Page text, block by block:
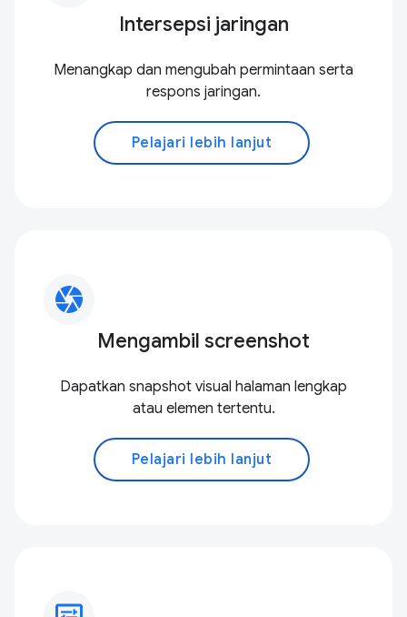
Intersepsi jaringan
Menangkap dan mengubah permintaan serta
respons jaringan.
Pelajari lebih lanjut
camera
Mengambil screenshot
Dapatkan snapshot visual halaman lengkap
atau elemen tertentu.
Pelajari lebih lanjut